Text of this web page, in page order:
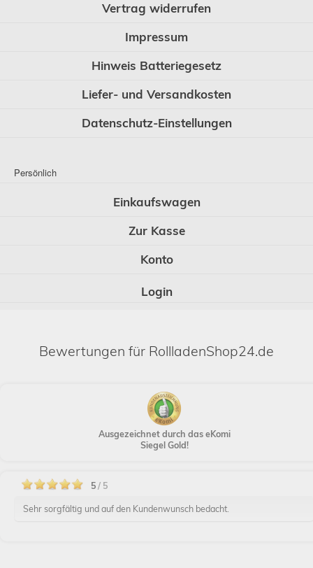
Vertrag widerrufen
Impressum
Hinweis Batteriegesetz
Liefer- und Versandkosten
Datenschutz-Einstellungen
Persönlich
Einkaufswagen
Zur Kasse
Konto
Login
Bewertungen für RollladenShop24.de
Ausgezeichnet durch das eKomi
Siegel Gold!
5/ 5
Sehr sorgfältig und auf den Kundenwunsch bedacht.